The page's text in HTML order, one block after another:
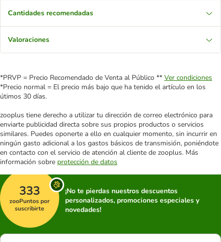
Cantidades recomendadas
Valoraciones
*PRVP = Precio Recomendado de Venta al Público ** Ver condiciones
*Precio normal = El precio más bajo que ha tenido el artículo en los
útimos 30 días.
zooplus tiene derecho a utilizar tu dirección de correo electrónico para
enviarte publicidad directa sobre sus propios productos o servicios
similares. Puedes oponerte a ello en cualquier momento, sin incurrir en
ningún gasto adicional a los gastos básicos de transmisión, poniéndote
en contacto con el servicio de atención al cliente de zooplus. Más
información sobre protección de datos
333
zooPuntos por
suscribirte
¡No te pierdas nuestros descuentos
personalizados, promociones especiales y
novedades!